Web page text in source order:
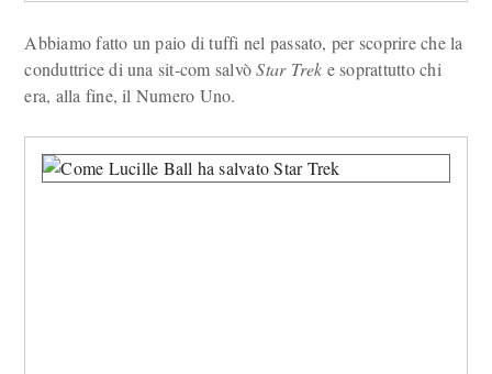
Abbiamo fatto un paio di tuffi nel passato, per scoprire che la
conduttrice di una sit-com salvòStar Trek e soprattutto chi
era, alla fine, il Numero Uno.